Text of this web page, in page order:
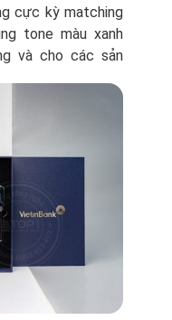
cực kỳ matching
tone màu xanh
và cho các sản